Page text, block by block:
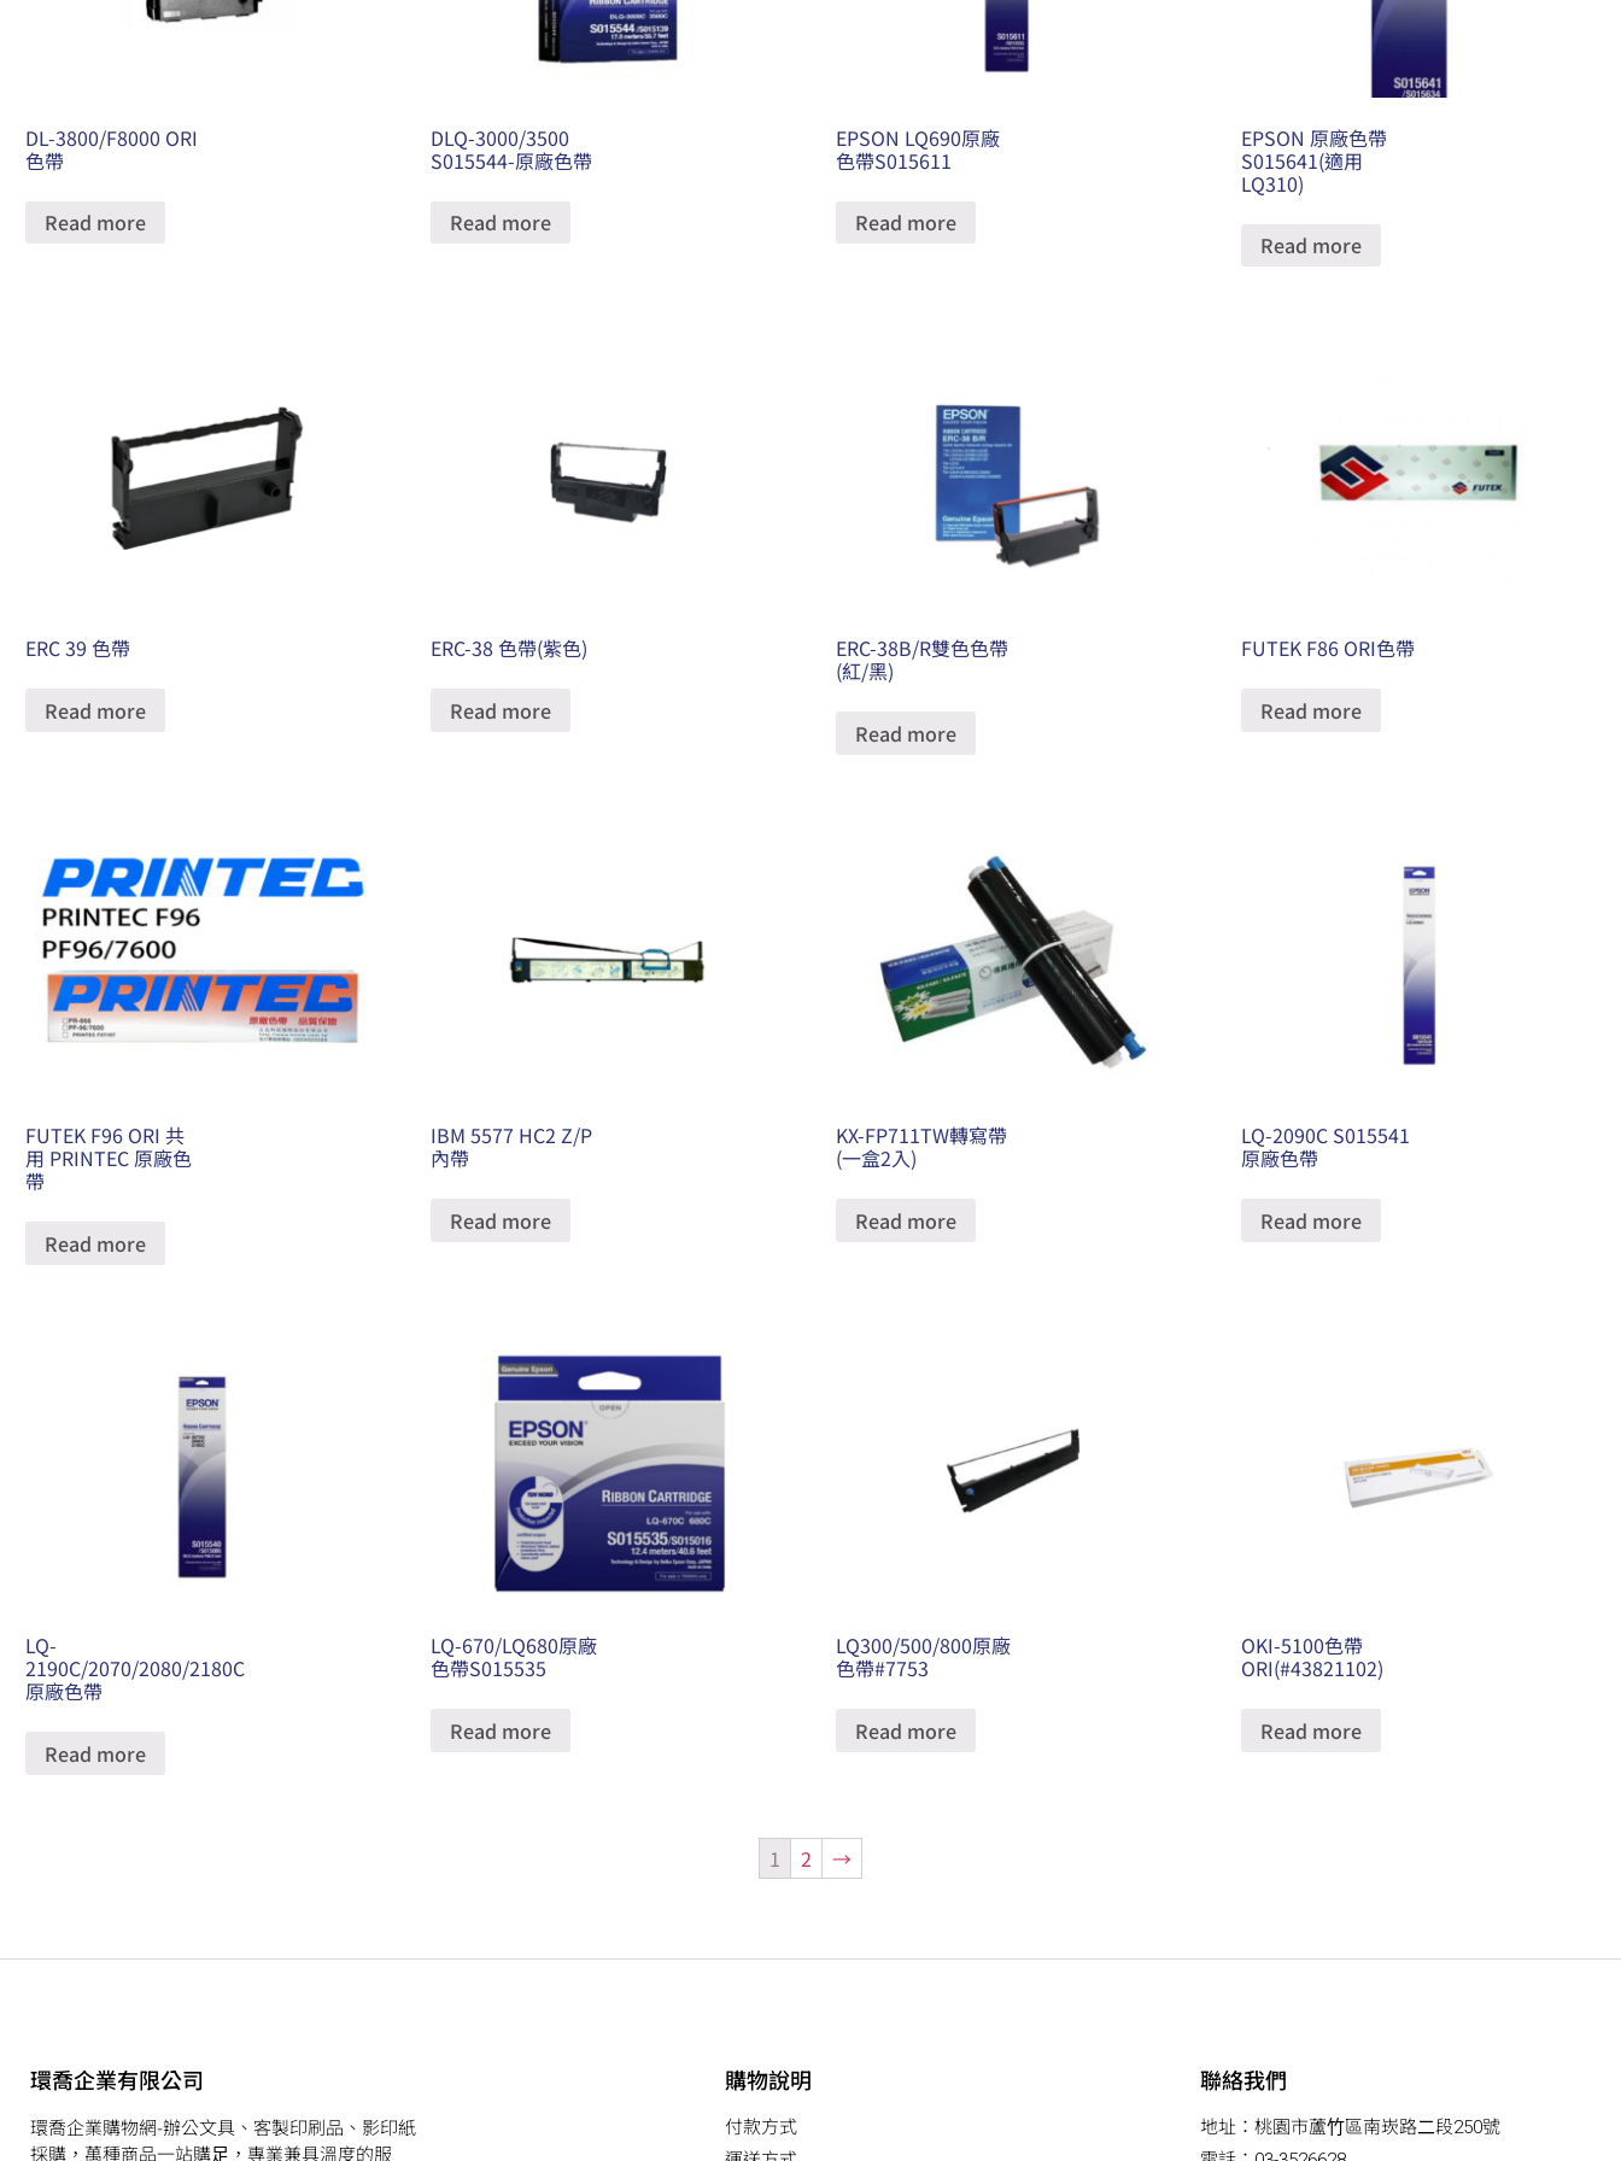
DL-3800/F8000 ORI
色帶
Read more
DLQ-3000/3500
S015544-原廠色帶
Read more
EPSON LQ690原廠
色帶S015611
Read more
EPSON 原廠色帶
S015641(適用
LQ310)
Read more
ERC 39 色帶
Read more
ERC-38 色帶(紫色)
Read more
ERC-38B/R雙色色帶
(紅/黑)
Read more
FUTEK F86 ORI色帶
Read more
FUTEK F96 ORI 共
用 PRINTEC 原廠色
帶
Read more
IBM 5577 HC2 Z/P
內帶
Read more
KX-FP711TW轉寫帶
(一盒2入)
Read more
LQ-2090C S015541
原廠色帶
Read more
LQ-
2190C/2070/2080/2180C
原廠色帶
Read more
LQ-670/LQ680原廠
色帶S015535
Read more
LQ300/500/800原廠
色帶#7753
Read more
OKI-5100色帶
ORI(#43821102)
Read more
1 2 →
環喬企業有限公司
環喬企業購物網-辦公文具、客製印刷品、影印紙
採購，萬種商品⼀站購⾜，專業兼具溫度的服
購物說明
付款方式
聯絡我們
地址：桃園市蘆⽵區南崁路⼆段250號